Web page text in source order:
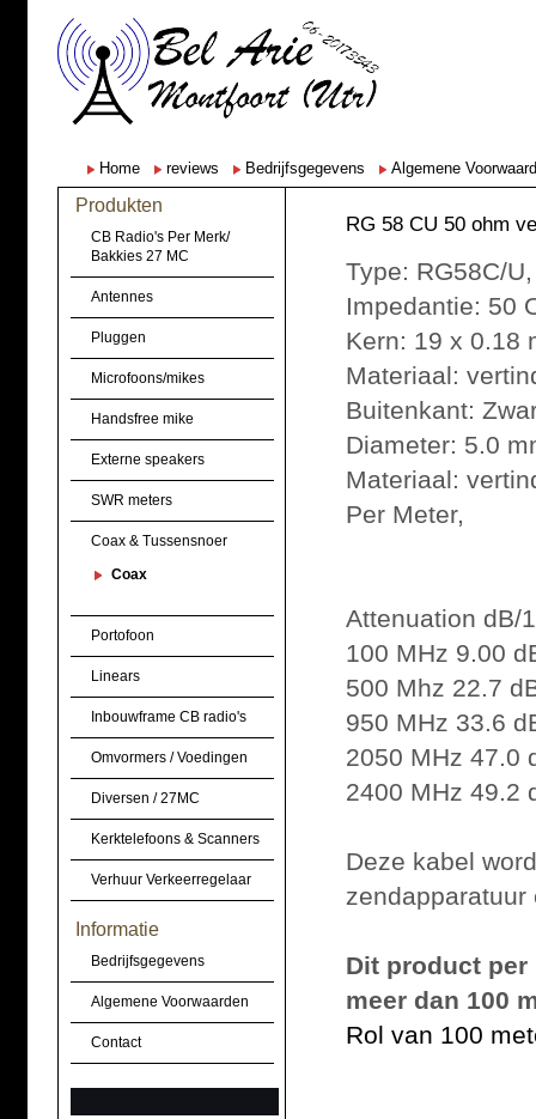
Home reviews Bedrijfsgegevens Algemene
Produkten
CB Radio's Per Merk/
Bakkies 27 MC
Antennes
Pluggen
Microfoons/mikes
Handsfree mike
Externe speakers
SWR meters
Coax & Tussensnoer
Coax
Portofoon
Linears
Inbouwframe CB radio's
Omvormers / Voedingen
Diversen / 27MC
Kerktelefoons & Scanners
Verhuur Verkeerregelaar
Informatie
Bedrijfsgegevens
Algemene Voorwaarden
Contact
RG 58 CU 50 ohm
Type: RG58C/U,
Impedantie: 50
Kern: 19 x 0.18
Materiaal:
Buitenkant:
Diameter: 5.0
Materiaal:
Per Meter,
Attenuation dB/
100 MHz 9.00
500 Mhz 22.7
950 MHz 33.6
2050 MHz 47.0
2400 MHz 49.2
Deze kabel
zendapparatuur
Dit product per
meer dan 100
Rol van 100